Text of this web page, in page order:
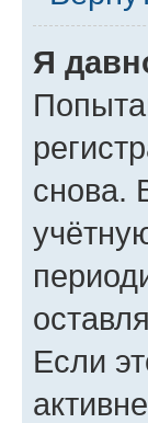
Я
снова.
Если